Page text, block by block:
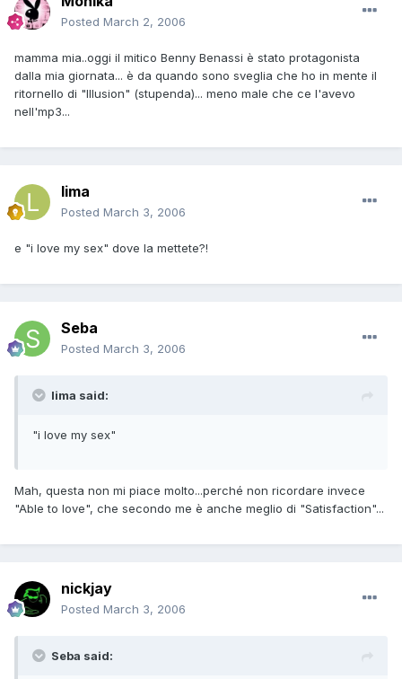
Posted March 2, 2006
mamma mia..oggi il mitico Benny Benassi è stato protagonista
dalla mia giornata... è da quando sono sveglia che ho in mente il
ritornello di "Illusion" (stupenda)... meno male che ce l'avevo
nell'mp3...
lima
Posted March 3, 2006
e "i love my sex" dove la mettete?!
Seba
Posted March 3, 2006
lima said:
"i love my sex"
Mah, questa non mi piace molto...perché non ricordare invece
"Able to love", che secondo me è anche meglio di "Satisfaction"...
nickjay
Posted March 3, 2006
Seba said: